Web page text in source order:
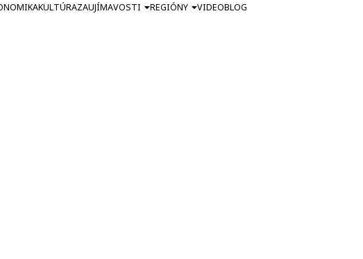
KULTÚRAZAUJÍMAVOSTI REGIÓNY VIDEOBLOG